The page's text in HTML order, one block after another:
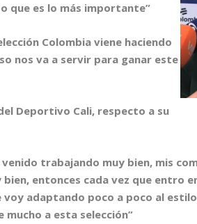
que es lo más importante”
Colombia viene haciendo
nos va a servir para ganar este
Deportivo Cali, respecto a su
venido trabajando muy bien, mis
entonces cada vez que entro
voy adaptando poco a poco al
mucho a esta selección”